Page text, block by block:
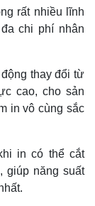
rất nhiều lĩnh
chi phí nhân
thay đổi từ
cao, cho sản
in vô cùng sắc
in có thể cắt
giúp năng suất